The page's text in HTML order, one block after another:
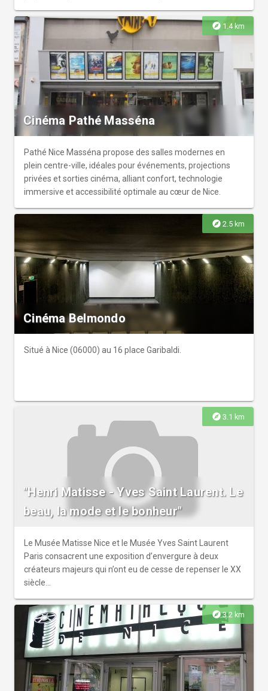
explore 1.4 km
Cinéma Pathé Masséna
Pathé Nice Masséna propose des salles modernes en
plein centre-ville, idéales pour événements, projections
privées et sorties cinéma, alliant confort, technologie
immersive et accessibilité optimale au cœur de Nice.
explore 2.5 km
Cinéma Belmondo
Situé à Nice (06000) au 16 place Garibaldi.
explore 3.1 km
"Henri Matisse - Yves Saint Laurent. Le
beau, la mode et le bonheur"
Le Musée Matisse Nice et le Musée Yves Saint Laurent
Paris consacrent une exposition d’envergure à deux
créateurs majeurs qui n’ont eu de cesse de repenser le XX
siècle...
explore3.2 km